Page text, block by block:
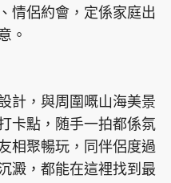
情侶約會，定係家庭出
。
計，與周圍嘅山海美景
卡點，随手一拍都係氛
相聚暢玩，同伴侶度過
澱，都能在這裡找到最